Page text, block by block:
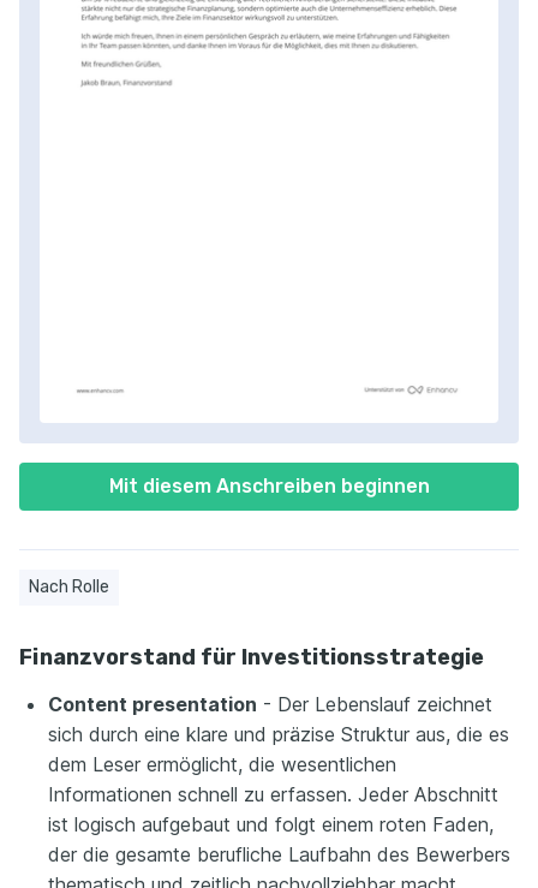
Mit diesem Anschreiben beginnen
Nach Rolle
Finanzvorstand für Investitionsstrategie
Content presentation - Der Lebenslauf zeichnet
sich durch eine klare und präzise Struktur aus, die es
dem Leser ermöglicht, die wesentlichen
Informationen schnell zu erfassen. Jeder Abschnitt
ist logisch aufgebaut und folgt einem roten Faden,
der die gesamte berufliche Laufbahn des Bewerbers